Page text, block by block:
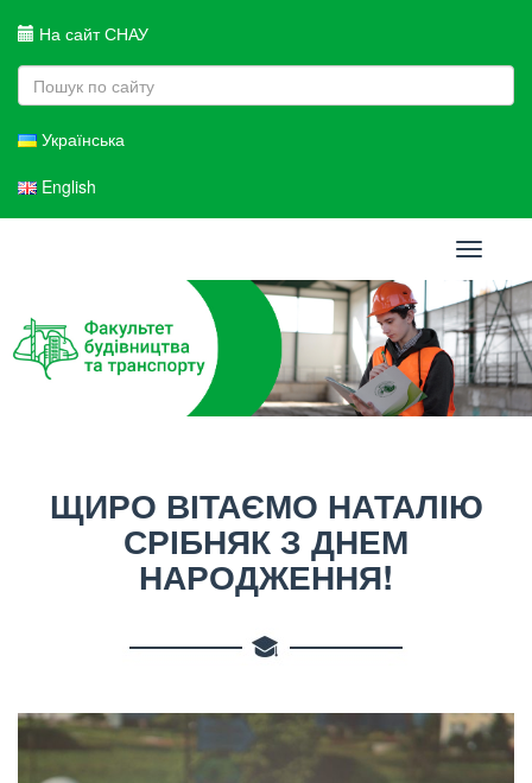
На сайт СНАУ
Українська
English
Toggle
ЩИРО ВІТАЄМО НАТАЛІЮ
СРІБНЯК З ДНЕМ
НАРОДЖЕННЯ!